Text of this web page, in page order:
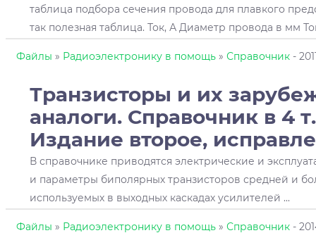
таблица подбора сечения провода для плавкого
так полезная таблица. Ток, А Диаметр провода в мм
Файлы » Радиоэлектронику в помощь » Справочник -
Транзисторы и их
аналоги. Справочник в 4
Издание второе,
В справочнике приводятся электрические и
и параметры биполярных транзисторов средней и
используемых в выходных каскадах усилителей ...
Файлы » Радиоэлектронику в помощь » Справочник -